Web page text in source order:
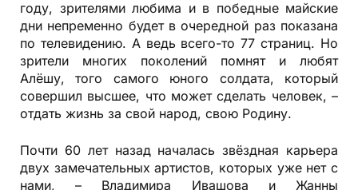
году, зрителями любима и в победные майские
дни непременно будет в очередной раз показана
по телевидению. А ведь всего-то 77 страниц. Но
зрители многих поколений помнят и любят
Алёшу, того самого юного солдата, который
совершил высшее, что может сделать человек, –
отдать жизнь за свой народ, свою Родину.
Почти 60 лет назад началась звёздная карьера
двух замечательных артистов, которых уже нет с
нами, – Владимира Ивашова и Жанны